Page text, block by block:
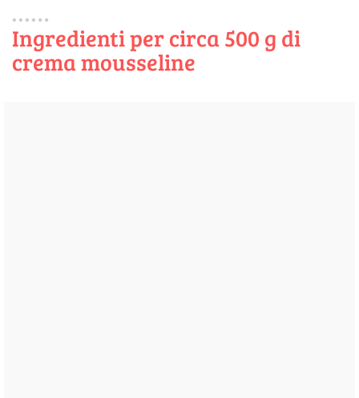
Ingredienti per circa 500 g di
crema mousseline